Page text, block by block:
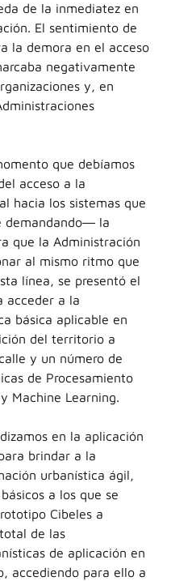
de la inmediatez en
El sentimiento de
la demora en el acceso
negativamente
y, en
que debíamos
acceso a la
hacia los sistemas que
demandando― la
que la Administración
al mismo ritmo que
línea, se presentó el
acceder a la
básica aplicable en
del territorio a
y un número de
de Procesamiento
Machine Learning.
en la aplicación
brindar a la
urbanística ágil,
a los que se
Cibeles a
de las
de aplicación en
accediendo para ello a